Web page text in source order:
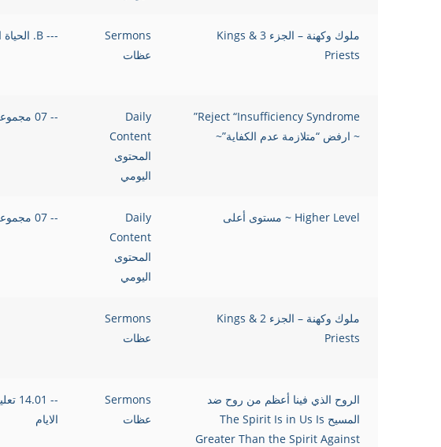
ملوك وكهنة – الجزء 3 Kings &
Priests
Sermons
عظات
--- B. الحياة الوافرة والمنتصرة
Reject “Insufficiency Syndrome”
~ ارفض “متلازمة عدم الكفاية”~
Daily
Content
المحتوى
اليومي
-- 07 مجموعة 7 تأملات عامة
Higher Level ~ مستوى أعلى
Daily
Content
المحتوى
اليومي
-- 07 مجموعة 7 تأملات عامة
ملوك وكهنة – الجزء 2 Kings &
Priests
Sermons
عظات
الروح الذي فينا أعظم من روح ضد
المسيح The Spirit Is in Us Is
Greater Than the Spirit Against
Sermons
عظات
--
الايام